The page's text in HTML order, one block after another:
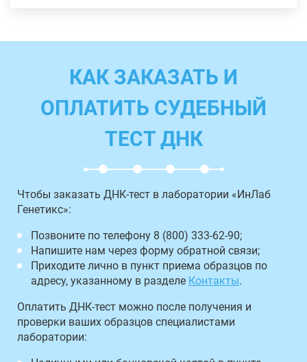
КАК ЗАКАЗАТЬ И
ОПЛАТИТЬ СУДЕБНЫЙ
ТЕСТ ДНК
Чтобы заказать ДНК-тест в лаборатории «ИнЛаб
Генетикс»:
Позвоните по телефону 8 (800) 333-62-90;
Напишите нам через форму обратной связи;
Приходите лично в пункт приема образцов по
адресу, указанному в разделе Контакты.
Оплатить ДНК-тест можно после получения и
проверки ваших образцов специалистами
лаборатории: